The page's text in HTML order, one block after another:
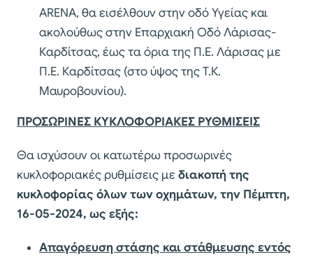
ARENA, θα εισέλθουν στην οδό Υγείας και
ακολούθως στην Επαρχιακή Οδό Λάρισας-
Καρδίτσας, έως τα όρια της Π.Ε. Λάρισας με
Π.Ε. Καρδίτσας (στο ύψος της Τ.Κ.
Μαυροβουνίου).
ΠΡΟΣΩΡΙΝΕΣ ΚΥΚΛΟΦΟΡΙΑΚΕΣ ΡΥΘΜΙΣΕΙΣ
Θα ισχύσουν οι κατωτέρω προσωρινές
κυκλοφοριακές ρυθμίσεις με διακοπή της
κυκλοφορίας όλων των οχημάτων, την Πέμπτη,
16-05-2024, ως εξής:
Απαγόρευση στάσης και στάθμευσης εντός